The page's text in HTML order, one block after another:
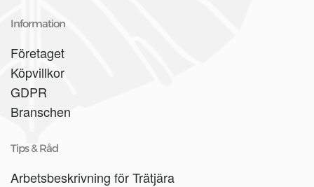
Information
Företaget
Köpvillkor
GDPR
Branschen
Tips & Råd
Arbetsbeskrivning för Trätjära